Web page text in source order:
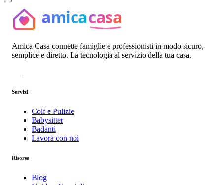
Amica Casa connette famiglie e professionisti in modo sicuro,
semplice e diretto. La tecnologia al servizio della tua casa.
Servizi
Colf e Pulizie
Babysitter
Badanti
Lavora con noi
Risorse
Blog